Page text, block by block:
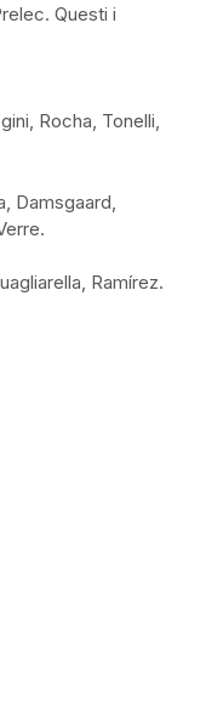
Questi i
Rocha, Tonelli,
Damsgaard,
Ramírez.